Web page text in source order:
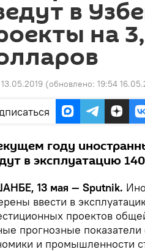
в
на
(обновлено: 19:54
году
в эксплуатацию
13 мая — Sputnik.
ввести в
проектов
прогнозные
и промышленности